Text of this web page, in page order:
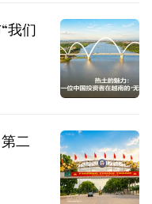
我们
二